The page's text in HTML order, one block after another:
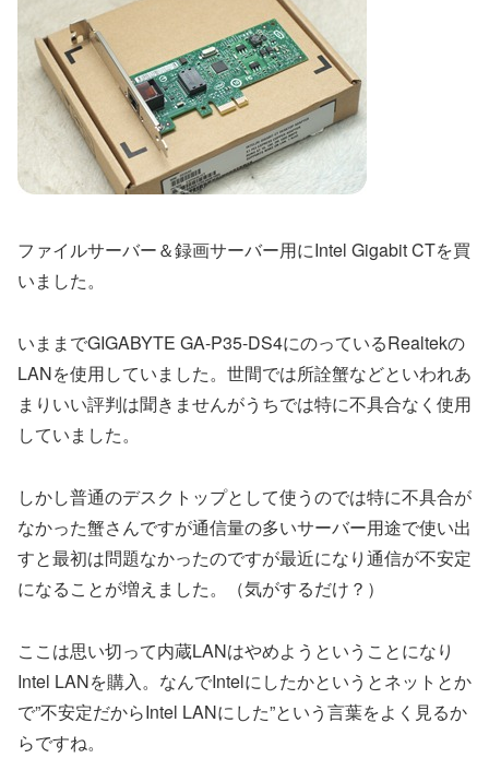
ファイルサーバー＆録画サーバー用にIntel Gigabit CTを買
いました。
いままでGIGABYTE GA-P35-DS4にのっているRealtekの
LANを使用していました。世間では所詮蟹などといわれあ
まりいい評判は聞きませんがうちでは特に不具合なく使用
していました。
しかし普通のデスクトップとして使うのでは特に不具合が
なかった蟹さんですが通信量の多いサーバー用途で使い出
すと最初は問題なかったのですが最近になり通信が不安定
になることが増えました。（気がするだけ？）
ここは思い切って内蔵LANはやめようということになり
Intel LANを購入。なんでIntelにしたかというとネットとか
で”不安定だからIntel LANにした”という言葉をよく見るか
らですね。